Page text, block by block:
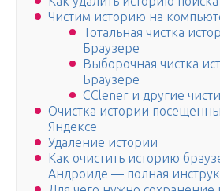
Чистим историю на
Тотальная чистка
Браузере
Выборочная чистка
Браузере
CClener и другие
Очистка истории
Яндексе
Удаление истории
Как очистить историю
Андроиде — полная